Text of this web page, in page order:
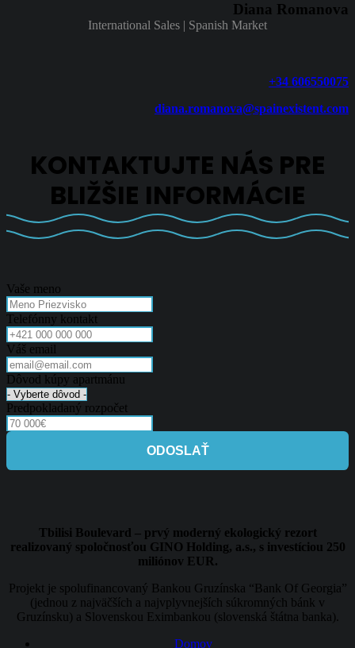
Diana Romanova
International Sales | Spanish Market
+34 606550075
diana.romanova@spainexistent.com
KONTAKTUJTE NÁS PRE
BLIŽŠIE INFORMÁCIE
Vaše meno
Telefónny kontakt
Váš email
Dôvod kúpy apartmánu
Predpokladaný rozpočet
ODOSLAŤ
Tbilisi Boulevard – prvý moderný ekologický rezort
realizovaný spoločnosťou GINO Holding, a.s., s investíciou 250
miliónov EUR.
Projekt je spolufinancovaný Bankou Gruzínska “Bank Of Georgia”
(jednou z najväčších a najvplyvnejších súkromných bánk v
Gruzínsku) a Slovenskou Eximbankou (slovenská štátna banka).
Domov